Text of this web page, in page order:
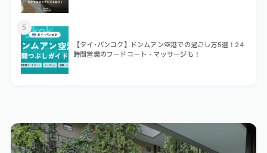
5
【タイ･バンコク】ドンムアン空港での過ごし方5選！24
時間営業のフードコート・マッサージも！